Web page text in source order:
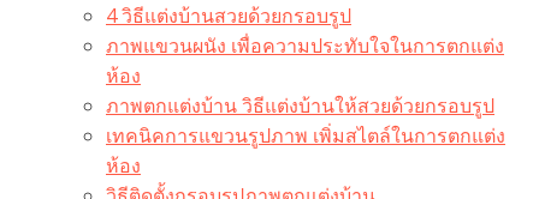
4 วิธีแต่งบ้านสวยด้วยกรอบรูป
ภาพแขวนผนัง เพื่อความประทับใจในการตกแต่ง
ห้อง
ภาพตกแต่งบ้าน วิธีแต่งบ้านให้สวยด้วยกรอบรูป
เทคนิคการแขวนรูปภาพ เพิ่มสไตล์ในการตกแต่ง
ห้อง